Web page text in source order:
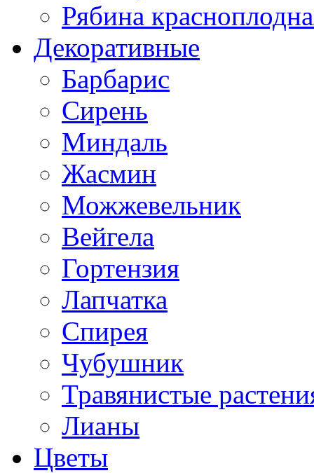
Рябина
Декоративные
Барбарис
Сирень
Миндаль
Жасмин
Можжевельник
Вейгела
Гортензия
Лапчатка
Спирея
Чубушник
Травянистые
Лианы
Цветы